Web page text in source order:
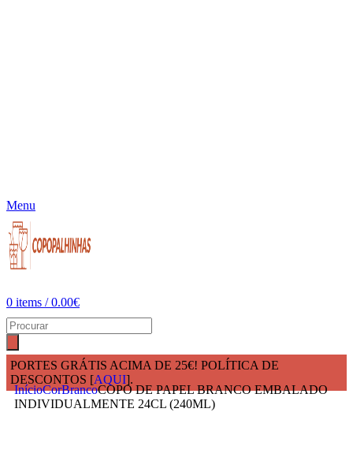
Menu
0 items / 0.00€
PORTES GRÁTIS ACIMA DE 25€! POLÍTICA DE
DESCONTOS [AQUI].
InícioCorBrancoCOPO DE PAPEL BRANCO EMBALADO
INDIVIDUALMENTE 24CL (240ML)